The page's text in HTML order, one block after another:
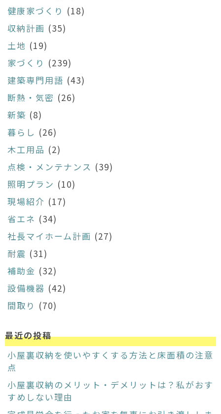
健康家づくり (18)
収納計画 (35)
土地 (19)
家づくり (239)
建築専門用語 (43)
断熱・気密 (26)
新築 (8)
暮らし (26)
木工用品 (2)
点検・メンテナンス (39)
照明プラン (10)
現場紹介 (17)
省エネ (34)
社長マイホーム計画 (27)
耐震 (31)
補助金 (32)
設備機器 (42)
間取り (70)
最近の投稿
小屋裏収納を使いやすくする方法と床面積の注意
点
小屋裏収納のメリット・デメリットは？私がおす
すめしない理由